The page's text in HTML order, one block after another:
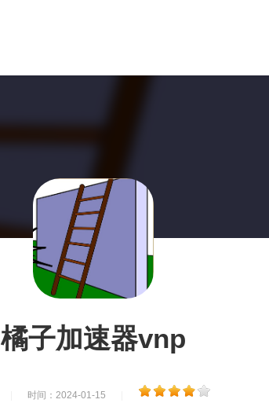
橘子加速器vnp
时间：2024-01-15